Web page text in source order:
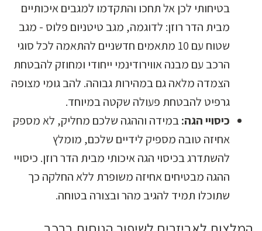
בטיחותי לכן אל תחכו והתקדמו למגבים איכותיים
מבית הדר רוזן: לדוגמה, מגב טיטניום פלוס - מגב
שטוח עם 10 מתאמים חדשניים להתאמה לכל סוגי
הרכב עם מבנה אווירודינמי ייחודי ומחוזק להבטחת
הצמדה מלאה גם במהירות גבוהה. להב גומי מצופה
גרפיט להבטחת פעולה שקטה במיוחד.
כיסויי הגה:במידה וההגה שלכם מחליק, לא מספק
אחיזה טובה מספיק לידיים שלכם, מומלץ
להשתדרג בכיסוי הגה איכותי מבית הדר רוזן. כיסויי
ההגה מבטיחים אחיזה משופרת ללא החלקה כך
שתוכלו תמיד להגיב מהר ובצורה בטוחה.